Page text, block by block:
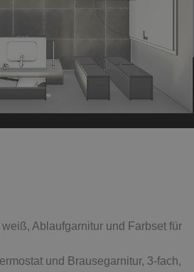
Ablaufgarnitur und Farbset für
und Brausegarnitur, 3-fach,